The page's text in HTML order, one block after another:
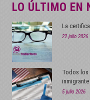
LO ÚLTIMO EN
La
22 julio 2026
Todos los
5 julio 2026